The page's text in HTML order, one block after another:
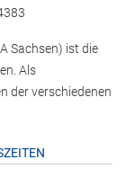
Sachsen) ist die
Als
der verschiedenen